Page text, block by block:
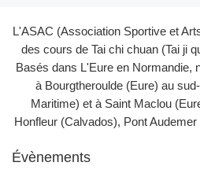
L'ASAC (Association Sportive et
des cours de Tai chi chuan (Tai ji
Basés dans L'Eure en Normandie,
à Bourgtheroulde (Eure) au
Maritime) et à Saint Maclou
Honfleur (Calvados), Pont
Évènements